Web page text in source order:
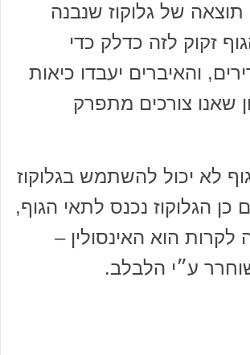
של גלוקוז שנבנה
זקוק לזה כדלק כדי
והאיברים יעבדו כיאות
שאנו צורכים מתפרק
לא יכול להשתמש בגלוקוז
הגלוקוז נכנס לתאי הגוף,
לקרות הוא האינסולין –
ע״י הלבלב.